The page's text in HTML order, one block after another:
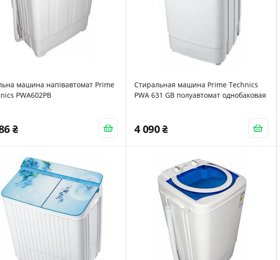
машина напівавтомат Prime
PWA602PB
Стиральная машина Prime Technics
PWA 631 GB полуавтомат однобаковая
4 090